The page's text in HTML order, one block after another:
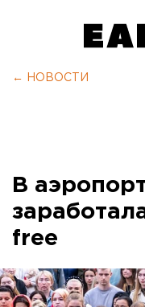
← НОВОСТИ
В
free